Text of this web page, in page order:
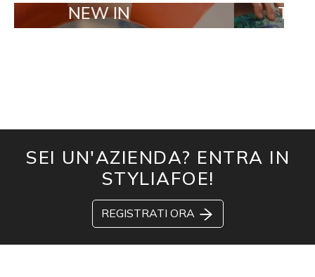
NEW IN TAILOR
SEI UN'AZIENDA? ENTRA IN
STYLIAFOE!
REGISTRATI ORA